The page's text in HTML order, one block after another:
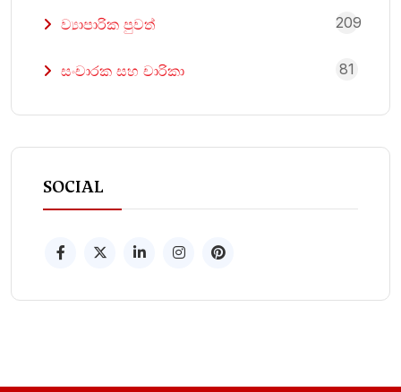
ව්‍යාපාරික පුවත් 209
සංචාරක සහ චාරිකා 81
SOCIAL